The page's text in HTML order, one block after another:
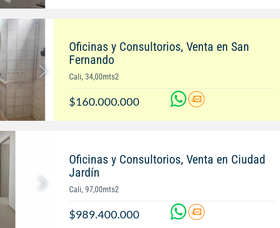
Oficinas y Consultorios, Venta en San
Fernando
Cali, 34,00mts2
$160.000.000
Oficinas y Consultorios, Venta en Ciudad
Jardín
Cali, 97,00mts2
$989.400.000